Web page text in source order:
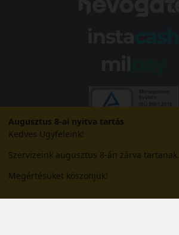
Augusztus 8-ai nyitva tartás
Kedves Ügyfeleink!
Szervizeink augusztus 8-án zárva tartanak.
Megértésüket köszönjük!